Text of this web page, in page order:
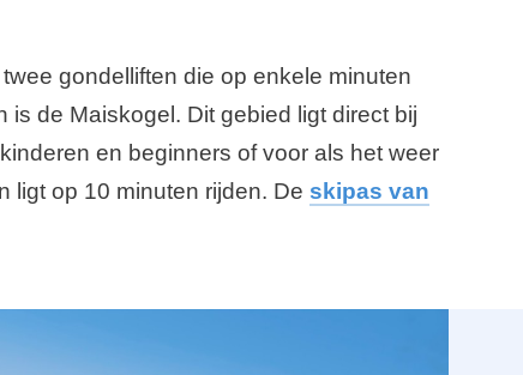
gondelliften die op enkele minuten
de Maiskogel. Dit gebied ligt direct bij
en beginners of voor als het weer
ligt op 10 minuten rijden. De skipas van